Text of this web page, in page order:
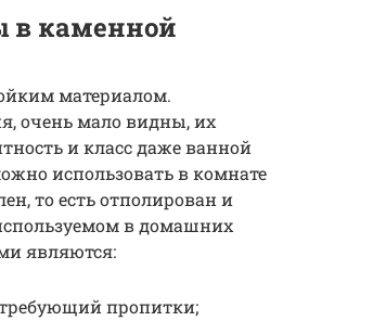
в каменной
материалом.
очень мало видны, их
и класс даже ванной
использовать в комнате
то есть отполирован и
в домашних
являются:
пропитки;